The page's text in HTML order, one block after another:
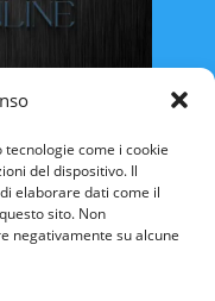
come i cookie
del dispositivo. Il
elaborare dati come il
sito. Non
negativamente su alcune